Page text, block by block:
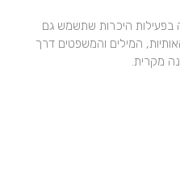
היכרות שתשמש גם
המילים והמשפטים דרך
מקרית.